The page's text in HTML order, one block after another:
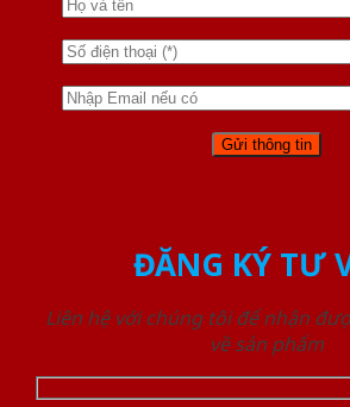
ĐĂNG KÝ TƯ
Liên hệ với chúng tôi để nhận
về sản phẩm